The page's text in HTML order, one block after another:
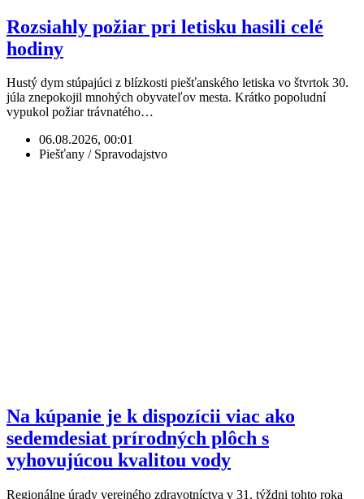
Rozsiahly požiar pri letisku hasili celé
hodiny
Hustý dym stúpajúci z blízkosti piešťanského letiska vo štvrtok 30.
júla znepokojil mnohých obyvateľov mesta. Krátko popoludní
vypukol požiar trávnatého…
06.08.2026, 00:01
Piešťany / Spravodajstvo
Na kúpanie je k dispozícii viac ako
sedemdesiat prírodných plôch s
vyhovujúcou kvalitou vody
Regionálne úrady verejného zdravotníctva v 31. týždni tohto roka